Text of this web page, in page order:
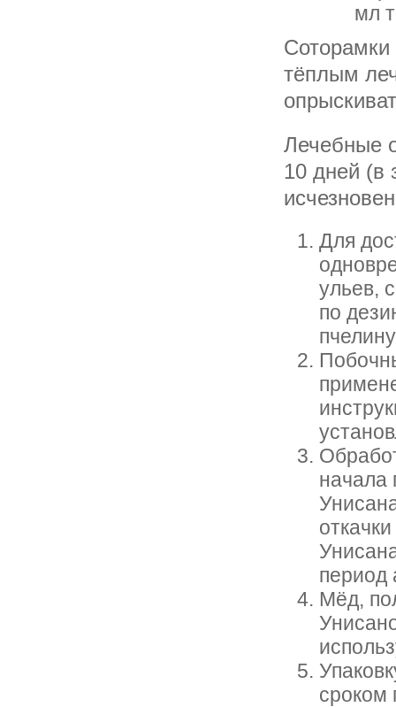
мл
тёплым
Лечебные
10 дней (в
Для
ульев,
по
начала
период
Мёд,
сроком